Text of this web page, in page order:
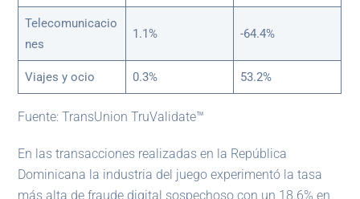
Telecomunicacio
nes
1.1% -64.4%
Viajes y ocio 0.3% 53.2%
Fuente: TransUnion TruValidate™
En las transacciones realizadas en la República
Dominicana la industria del juego experimentó la tasa
más alta de fraude digital sospechoso con un 18.6% en